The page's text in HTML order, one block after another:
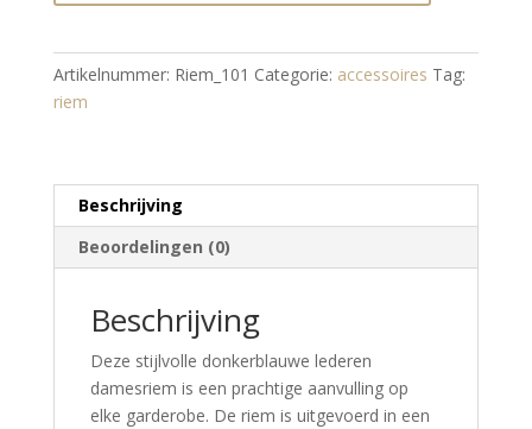
Artikelnummer: Riem_101 Categorie: accessoires Tag:
riem
Beschrijving
Beoordelingen (0)
Beschrijving
Deze stijlvolle donkerblauwe lederen
damesriem is een prachtige aanvulling op
elke garderobe. De riem is uitgevoerd in een